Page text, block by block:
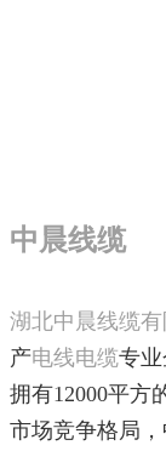
中晨线缆
湖北中晨线缆有
产电线电缆专
拥有12000平方
市场竞争格局